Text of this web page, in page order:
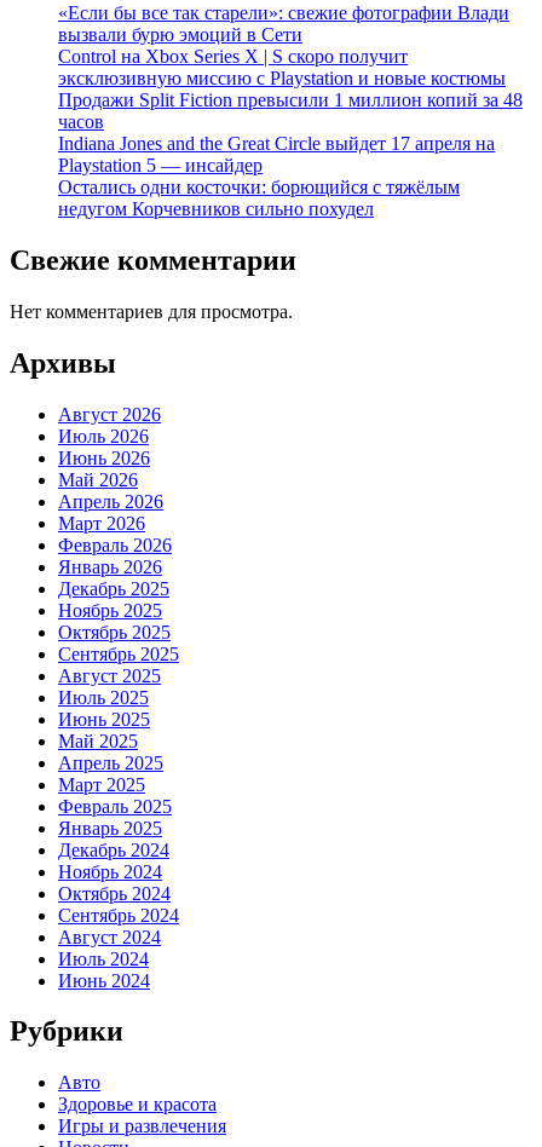
«Если бы все так старели»: свежие фотографии Влади
вызвали бурю эмоций в Сети
Control на Xbox Series X | S скоро получит
эксклюзивную миссию с Playstation и новые костюмы
Продажи Split Fiction превысили 1 миллион копий за 48
часов
Indiana Jones and the Great Circle выйдет 17 апреля на
Playstation 5 — инсайдер
Остались одни косточки: борющийся с тяжёлым
недугом Корчевников сильно похудел
Свежие комментарии
Нет комментариев для просмотра.
Архивы
Август 2026
Июль 2026
Июнь 2026
Май 2026
Апрель 2026
Март 2026
Февраль 2026
Январь 2026
Декабрь 2025
Ноябрь 2025
Октябрь 2025
Сентябрь 2025
Август 2025
Июль 2025
Июнь 2025
Май 2025
Апрель 2025
Март 2025
Февраль 2025
Январь 2025
Декабрь 2024
Ноябрь 2024
Октябрь 2024
Сентябрь 2024
Август 2024
Июль 2024
Июнь 2024
Рубрики
Авто
Здоровье и красота
Игры и развлечения